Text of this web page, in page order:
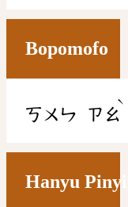
Bopomofo
ㄎㄨㄣ ㄗㄠ
ˋ
Hanyu Pinyin